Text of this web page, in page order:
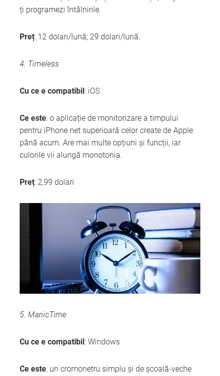
ți programezi întâlnirile.
Preț: 12 dolari/lună; 29 dolari/lună.
4. Timeless
Cu ce e compatibil: iOS
Ce este: o aplicație de monitorizare a timpului
pentru iPhone net superioară celor create de Apple
până acum. Are mai multe opțiuni și funcții, iar
culorile vii alungă monotonia.
Preț: 2,99 dolari
5. ManicTime
Cu ce e compatibil: Windows
Ce este: un cromonetru simplu și de școală-veche